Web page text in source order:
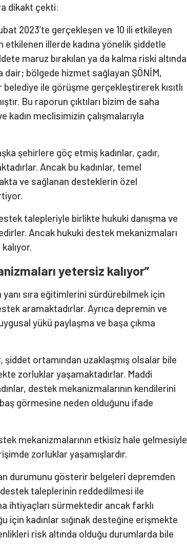
dikakt çekti:
2023’te gerçekleşen ve 10 ili etkileyen
illerde kadına yönelik şiddetle
maruz bırakılan ya da kalma riski altında
dair; bölgede hizmet sağlayan ŞÖNİM,
ile görüşme gerçekleştirerek kısıtlı
Bu raporun çıktıları bizim de saha
meclisimizin çalışmalarıyla
şehirlere göç etmiş kadınlar, çadır,
Ancak bu kadınlar, temel
ve sağlanan desteklerin özel
talepleriyle birlikte hukuki danışma ve
Ancak hukuki destek mekanizmaları
yetersiz kalıyor”
yanı sıra eğitimlerini sürdürebilmek için
aramaktadırlar. Ayrıca depremin ve
yükü paylaşma ve başa çıkma
şiddet ortamından uzaklaşmış olsalar bile
zorluklar yaşamaktadırlar. Maddi
destek mekanizmalarının kendilerini
görmesine neden olduğunu ifade
mekanizmalarının etkisiz hale gelmesiyle
zorluklar yaşamışlardır.
durumunu gösterir belgeleri depremden
taleplerinin reddedilmesi ile
ihtiyaçları sürmektedir ancak farklı
için kadınlar sığınak desteğine erişmekte
risk altında olduğu durumlarda bile